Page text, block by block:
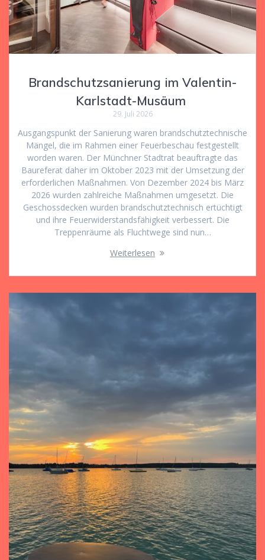
Brandschutzsanierung im Valentin-
Karlstadt-Musäum
29. Juli 2026
Ausgangspunkt der Sanierung waren brandschutztechnische
Mängel, die im Rahmen einer Feuerbeschau festgestellt
worden waren. Der Münchner Stadtrat beauftragte das
Baureferat daher im Oktober 2023 mit der Umsetzung der
erforderlichen Maßnahmen. Von Dezember 2024 bis März
2026 wurden zahlreiche Maßnahmen umgesetzt. Die
Geschossdecken wurden brandschutztechnisch ertüchtigt
und ihre Feuerwiderstandsfähigkeit verbessert. Die
Treppenräume als Fluchtwege sind nun…
Weiterlesen